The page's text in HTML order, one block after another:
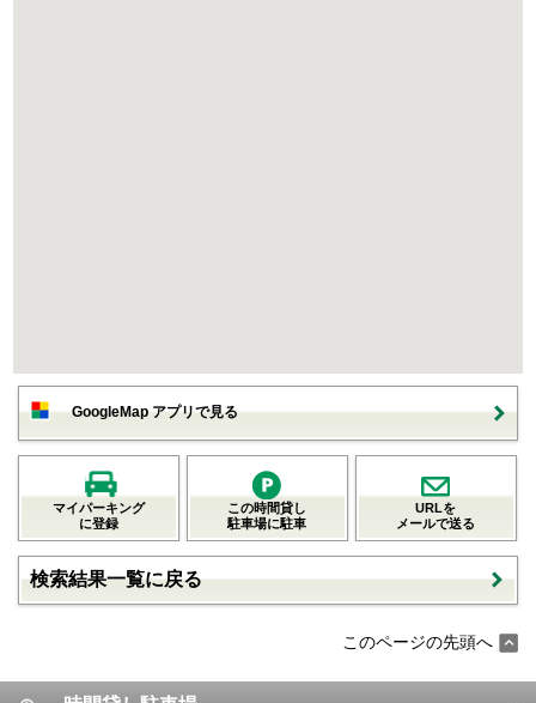
GoogleMap アプリで見る
マイパーキング
に登録
この時間貸し
駐車場に駐車
URLを
メールで送る
検索結果一覧に戻る
このページの先頭へ